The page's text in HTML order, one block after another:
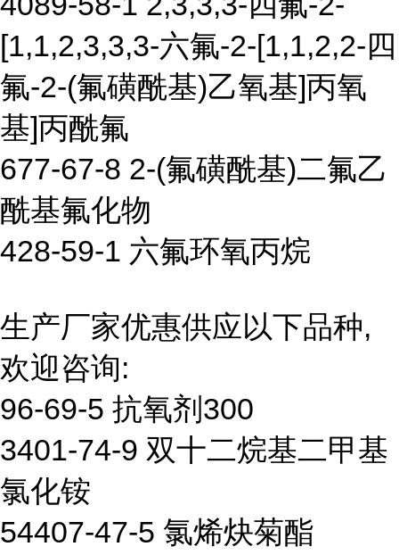
[1,1,2,3,3,3-六氟-2-[1,1,2,2-四
氟-2-(氟磺酰基)乙氧基]丙氧
基]丙酰氟
677-67-8 2-(氟磺酰基)二氟乙
酰基氟化物
428-59-1 六氟环氧丙烷
生产厂家优惠供应以下品种,
欢迎咨询:
96-69-5 抗氧剂300
3401-74-9 双十二烷基二甲基
氯化铵
54407-47-5 氯烯炔菊酯